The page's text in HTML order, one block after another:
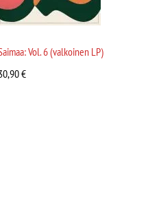
Vol. 6 (valkoinen LP)
€